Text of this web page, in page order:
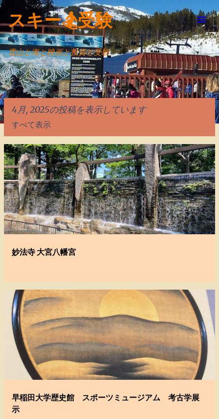
スキップしてメイン コンテンツに移動
スキー🏂受験
雪山と海と映画と投資と受験
4月, 2025の投稿を表示しています
すべて表示
投
稿
妙法寺 大宮八幡宮
早稲田大学歴史館 スポーツミュージアム 考古学展
示